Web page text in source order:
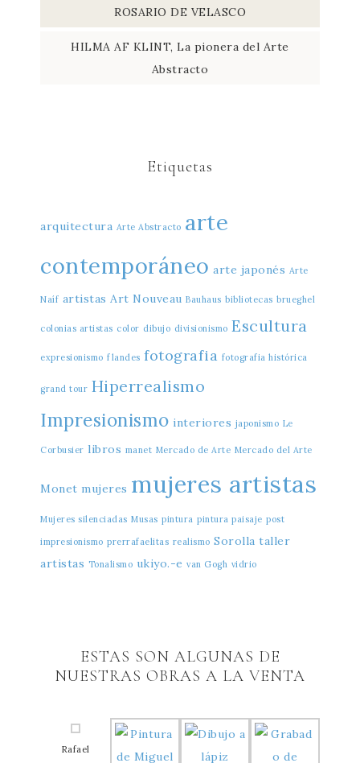
ROSARIO DE VELASCO
HILMA AF KLINT, La pionera del Arte
Abstracto
Etiquetas
arquitectura Arte Abstracto arte
contemporáneo arte japonés Arte
Naíf artistas Art Nouveau Bauhaus bibliotecas brueghel
colonias artistas color dibujo divisionismo Escultura
expresionismo flandes fotografia fotografia histórica
grand tour Hiperrealismo
Impresionismo interiores japonismo Le
Corbusier libros manet Mercado de Arte Mercado del Arte
Monet mujeres mujeres artistas
Mujeres silenciadas Musas pintura pintura paisaje post
impresionismo prerrafaelitas realismo Sorolla taller
artistas Tonalismo ukiyo.-e van Gogh vidrio
ESTAS SON ALGUNAS DE
NUESTRAS OBRAS A LA VENTA
Rafael